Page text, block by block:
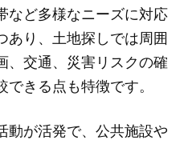
など多様なニーズに対応
あり、土地探しでは周囲
、交通、災害リスクの確
きる点も特徴です。
動が活発で、公共施設や